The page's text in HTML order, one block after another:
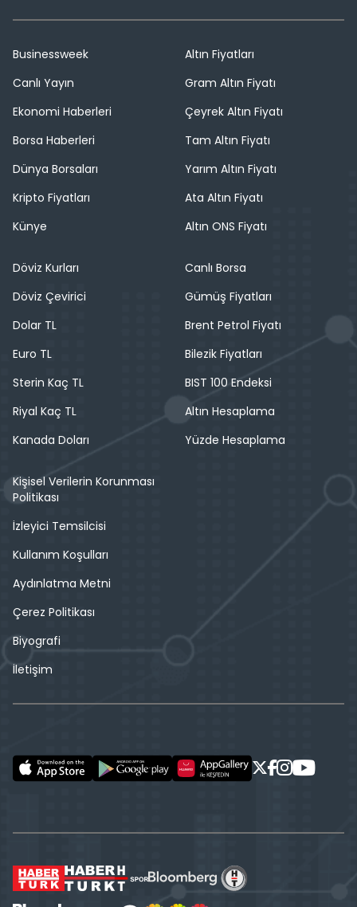
Businessweek
Canlı Yayın
Ekonomi Haberleri
Borsa Haberleri
Dünya Borsaları
Kripto Fiyatları
Künye
Altın Fiyatları
Gram Altın Fiyatı
Çeyrek Altın Fiyatı
Tam Altın Fiyatı
Yarım Altın Fiyatı
Ata Altın Fiyatı
Altın ONS Fiyatı
Döviz Kurları
Döviz Çevirici
Dolar TL
Euro TL
Sterin Kaç TL
Riyal Kaç TL
Kanada Doları
Canlı Borsa
Gümüş Fiyatları
Brent Petrol Fiyatı
Bilezik Fiyatları
BIST 100 Endeksi
Altın Hesaplama
Yüzde Hesaplama
Kişisel Verilerin Korunması
Politikası
İzleyici Temsilcisi
Kullanım Koşulları
Aydınlatma Metni
Çerez Politikası
Biyografi
İletişim